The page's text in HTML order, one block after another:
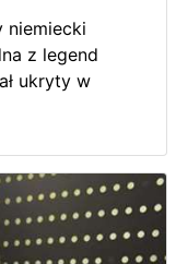
niemiecki
z legend
ukryty w